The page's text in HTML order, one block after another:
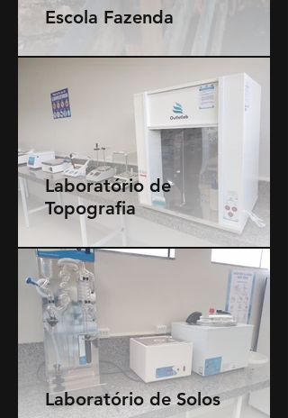
Escola Fazenda
Laboratório de
Topografia
Laboratório de Solos